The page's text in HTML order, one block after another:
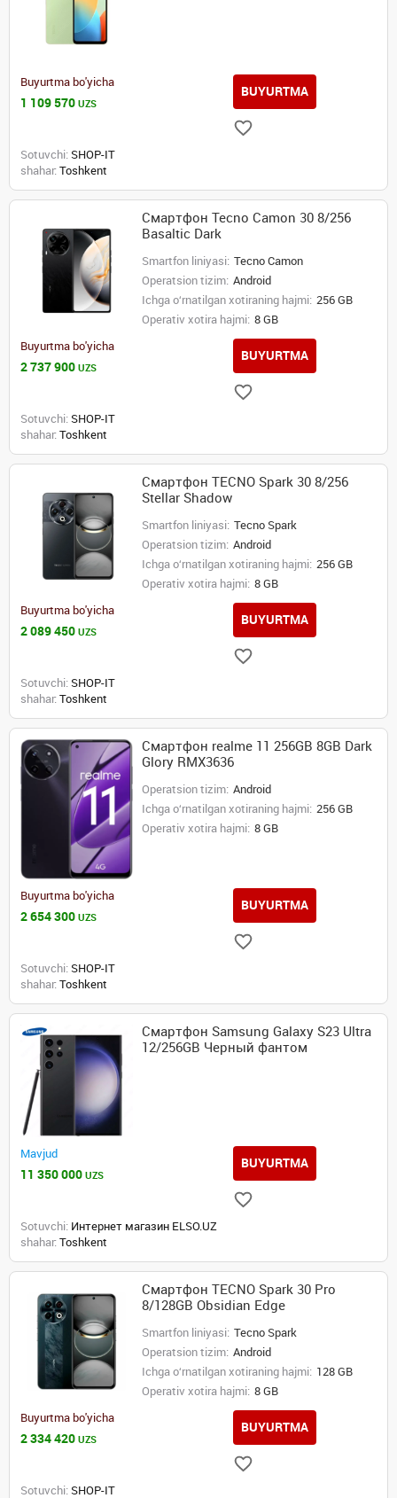
Buyurtma bo'yicha
1 109 570 UZS
BUYURTMA
Sotuvchi: SHOP-IT
shahar: Toshkent
Смартфон Tecno Camon 30 8/256
Basaltic Dark
Smartfon liniyasi: Tecno Camon
Operatsion tizim: Android
Ichga o‘rnatilgan xotiraning hajmi: 256 GB
Operativ xotira hajmi: 8 GB
Buyurtma bo'yicha
2 737 900 UZS
BUYURTMA
Sotuvchi: SHOP-IT
shahar: Toshkent
Смартфон TECNO Spark 30 8/256
Stellar Shadow
Smartfon liniyasi: Tecno Spark
Operatsion tizim: Android
Ichga o‘rnatilgan xotiraning hajmi: 256 GB
Operativ xotira hajmi: 8 GB
Buyurtma bo'yicha
2 089 450 UZS
BUYURTMA
Sotuvchi: SHOP-IT
shahar: Toshkent
Смартфон realme 11 256GB 8GB Dark
Glory RMX3636
Operatsion tizim: Android
Ichga o‘rnatilgan xotiraning hajmi: 256 GB
Operativ xotira hajmi: 8 GB
Buyurtma bo'yicha
2 654 300 UZS
BUYURTMA
Sotuvchi: SHOP-IT
shahar: Toshkent
Смартфон Samsung Galaxy S23 Ultra
12/256GB Черный фантом
Mavjud
11 350 000 UZS
BUYURTMA
Sotuvchi: Интернет магазин ELSO.UZ
shahar: Toshkent
Смартфон TECNO Spark 30 Pro
8/128GB Obsidian Edge
Smartfon liniyasi: Tecno Spark
Operatsion tizim: Android
Ichga o‘rnatilgan xotiraning hajmi: 128 GB
Operativ xotira hajmi: 8 GB
Buyurtma bo'yicha
2 334 420 UZS
BUYURTMA
Sotuvchi: SHOP-IT